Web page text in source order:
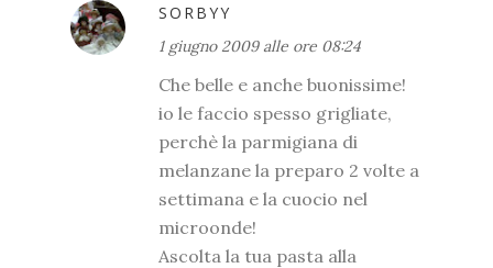
SORBYY
1 giugno 2009 alle ore 08:24
Che belle e anche buonissime!
io le faccio spesso grigliate,
perchè la parmigiana di
melanzane la preparo 2 volte a
settimana e la cuocio nel
microonde!
Ascolta la tua pasta alla